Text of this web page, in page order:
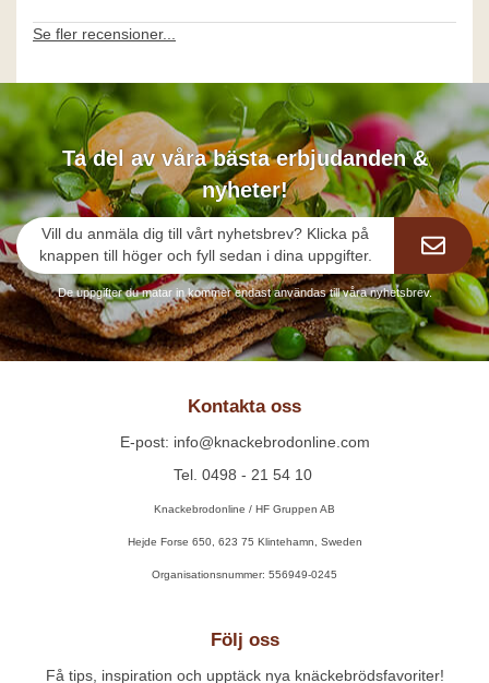
Se fler recensioner...
Ta del av våra bästa erbjudanden &
nyheter!
Vill du anmäla dig till vårt nyhetsbrev? Klicka på
knappen till höger och fyll sedan i dina uppgifter.
De uppgifter du matar in kommer endast användas till våra nyhetsbrev.
Kontakta oss
E-post: info@knackebrodonline.com
Tel. 0498 - 21 54 10
Knackebrodonline / HF Gruppen AB
Hejde Forse 650, 623 75 Klintehamn, Sweden
Organisationsnummer: 556949-0245
Följ oss
Få tips, inspiration och upptäck nya knäckebrödsfavoriter!